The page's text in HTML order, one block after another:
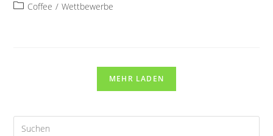
Coffee / Wettbewerbe
MEHR LADEN